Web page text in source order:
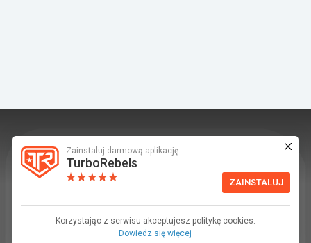
Zainstaluj darmową aplikację
TurboRebels
ZAINSTALUJ
Korzystając z serwisu akceptujesz politykę cookies.
Dowiedz się więcej
TurboRebels to platforma społecznościowa i
aplikacja mobilna dla fanów motoryzacji.
Regulamin